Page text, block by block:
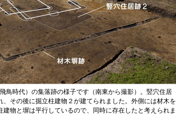
鳥時代）の集落跡の様子です（南東から撮影）。竪穴住居
、その後に掘立柱建物２が建てられました。外側には材木を
物と塀は平行しているので、同時に存在したと考えられま